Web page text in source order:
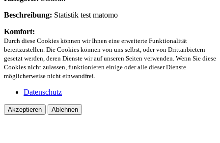
Beschreibung: Statistik test matomo
Komfort:
Durch diese Cookies können wir Ihnen eine erweiterte Funktionalität
bereitzustellen. Die Cookies können von uns selbst, oder von Drittanbietern
gesetzt werden, deren Dienste wir auf unseren Seiten verwenden. Wenn Sie diese
Cookies nicht zulassen, funktionieren einige oder alle dieser Dienste
möglicherweise nicht einwandfrei.
Datenschutz
Akzeptieren Ablehnen